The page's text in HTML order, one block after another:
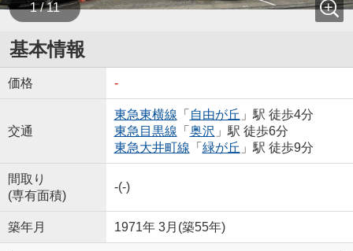
1 / 11
基本情報
価格 -
交通
東急東横線 「 自由が丘 」駅 徒歩4分
東急目黒線 「 奥沢 」駅 徒歩6分
東急大井町線 「 緑が丘 」駅 徒歩9分
間取り
(専有面積)
-(-)
築年月 1971年 3月(築55年)